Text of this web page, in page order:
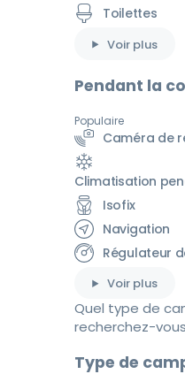
Toilettes
Voir plus
Pendant la
Populaire
Caméra de
Climatisation
Isofix
Navigation
Régulateur
Voir plus
Quel type de
recherchez-
Type de